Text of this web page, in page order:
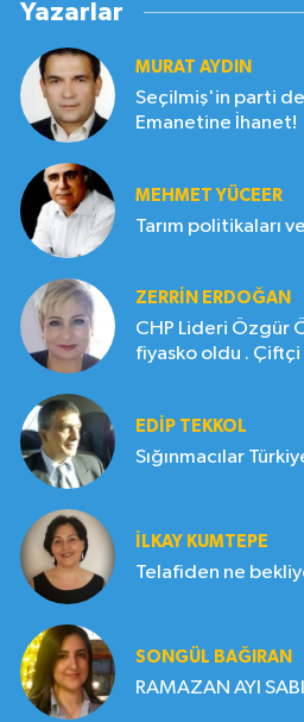
Yazarlar
MURAT AYDIN
Seçilmiş'in parti
Emanetine İhanet!
MEHMET YÜCEER
Tarım politikaları
ZERRIN ERDOĞAN
CHP Lideri Özgür
fiyasko oldu . Çiftçi
EDIP TEKKOL
Sığınmacılar
İLKAY KUMTEPE
Telafiden ne
SONGÜL BAĞIRAN
RAMAZAN AYI